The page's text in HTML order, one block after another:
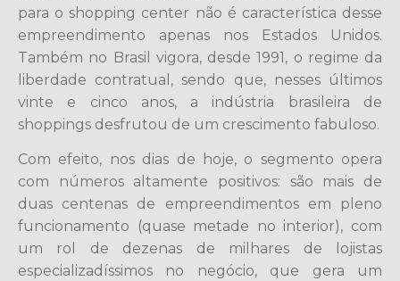
para o shopping center não é característica desse
empreendimento apenas nos Estados Unidos.
Também no Brasil vigora, desde 1991, o regime da
liberdade contratual, sendo que, nesses últimos
vinte e cinco anos, a indústria brasileira de
shoppings desfrutou de um crescimento fabuloso.
Com efeito, nos dias de hoje, o segmento opera
com números altamente positivos: são mais de
duas centenas de empreendimentos em pleno
funcionamento (quase metade no interior), com
um rol de dezenas de milhares de lojistas
especializadíssimos no negócio, que gera um